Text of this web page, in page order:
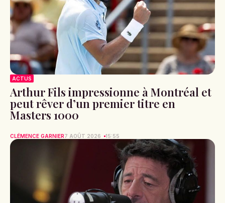
ACTUS
Arthur Fils impressionne à Montréal et
peut rêver d’un premier titre en
Masters 1000
CLÉMENCE GARNIER7 AOÛT 2026 15:55